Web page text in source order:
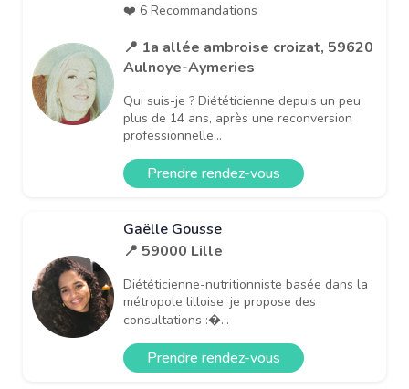
❤️ 6 Recommandations
📍 1a allée ambroise croizat, 59620
Aulnoye-Aymeries
Qui suis-je ? Diététicienne depuis un peu
plus de 14 ans, après une reconversion
professionnelle...
Prendre rendez-vous
Gaëlle Gousse
📍 59000 Lille
Diététicienne-nutritionniste basée dans la
métropole lilloise, je propose des
consultations :�...
Prendre rendez-vous